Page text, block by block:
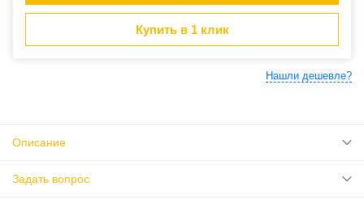
Купить в 1 клик
Нашли дешевле?
Описание
Задать вопрос